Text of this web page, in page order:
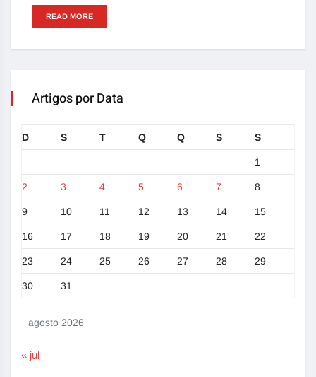
READ MORE
Artigos por Data
agosto 2026
D S T Q Q S S
1
2 3 4 5 6 7 8
9 10 11 12 13 14 15
16 17 18 19 20 21 22
23 24 25 26 27 28 29
30 31
« jul